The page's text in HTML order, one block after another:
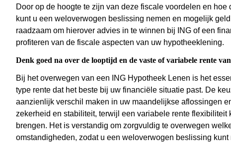
Door op de hoogte te zijn van deze fiscale voordelen en
kunt u een weloverwogen beslissing nemen en mogelijk
raadzaam om hierover advies in te winnen bij ING of een
profiteren van de fiscale aspecten van uw hypotheeklening.
Denk goed na over de looptijd en de vaste of variabele rente
Bij het overwegen van een ING Hypotheek Lenen is het
type rente dat het beste bij uw financiële situatie past. De
aanzienlijk verschil maken in uw maandelijkse aflossingen
zekerheid en stabiliteit, terwijl een variabele rente flexibiliteit
brengen. Het is verstandig om zorgvuldig te overwegen
omstandigheden, zodat u een weloverwogen beslissing